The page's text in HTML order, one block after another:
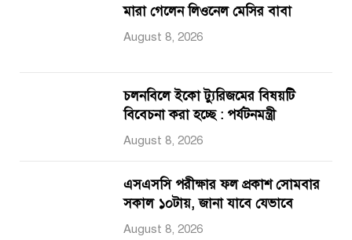
মারা গেলেন লিওনেল মেসির বাবা
August 8, 2026
চলনবিলে ইকো ট্যুরিজমের বিষয়টি
বিবেচনা করা হচ্ছে : পর্যটনমন্ত্রী
August 8, 2026
এসএসসি পরীক্ষার ফল প্রকাশ সোমবার
সকাল ১০টায়, জানা যাবে যেভাবে
August 8, 2026